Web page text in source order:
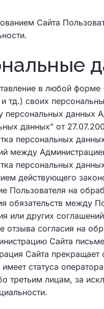
Сайта
в любой форме
тд.) своих
персональных данных
данных” от
персональных
между
персональных
действующего
Пользователя на
обязательств между
или других
отзыва согласия на
Сайта
Сайта прекращает
имеет статуса
третьим лицам, за